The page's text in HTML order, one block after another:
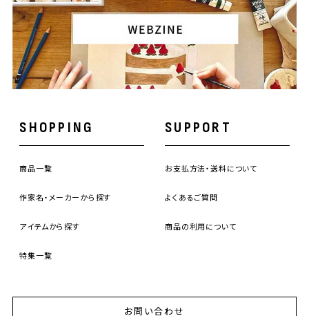
SHOPPING
商品一覧
作家名・メーカーから探す
アイテムから探す
特集一覧
SUPPORT
お支払方法・送料について
よくあるご質問
商品の利用について
お問い合わせ